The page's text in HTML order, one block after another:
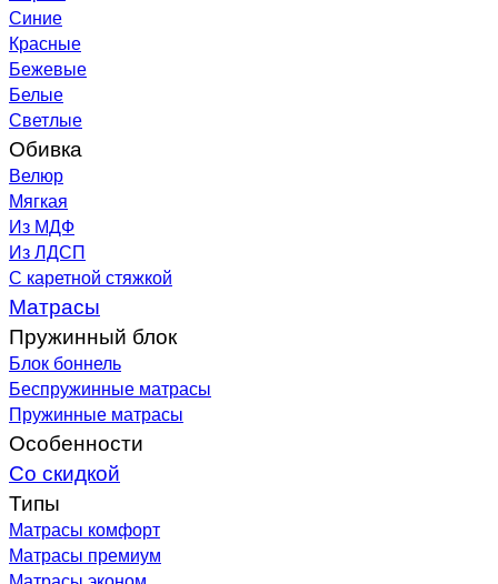
Синие
Красные
Бежевые
Белые
Светлые
Обивка
Велюр
Мягкая
Из МДФ
Из ЛДСП
С каретной стяжкой
Матрасы
Пружинный блок
Блок боннель
Беспружинные матрасы
Пружинные матрасы
Особенности
Со скидкой
Типы
Матрасы комфорт
Матрасы премиум